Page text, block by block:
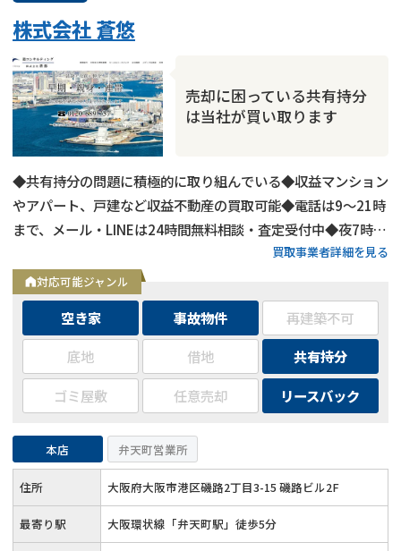
株式会社 蒼悠
売却に困っている共有持分
は当社が買い取ります
◆共有持分の問題に積極的に取り組んでいる◆収益マンション
やアパート、戸建など収益不動産の買取可能◆電話は9～21時
まで、メール・LINEは24時間無料相談・査定受付中◆夜7時以
買取事業者詳細を見る
対応可能ジャンル
空き家 事故物件
再建築不可
底地
借地
共有持分
ゴミ屋敷
任意売却 リースバック
本店 弁天町営業所
住所 大阪府大阪市港区磯路2丁目3-15 磯路ビル2F
最寄り駅 大阪環状線「弁天町駅」徒歩5分